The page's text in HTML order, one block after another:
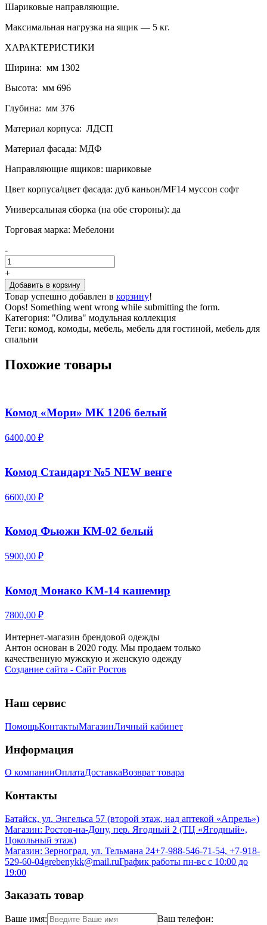
Шариковые направляющие.
Максимальная нагрузка на ящик — 5 кг.
ХАРАКТЕРИСТИКИ
Ширина: мм 1302
Высота: мм 696
Глубина: мм 376
Материал корпуса: ЛДСП
Материал фасада: МДФ
Направляющие ящиков: шариковые
Цвет корпуса/цвет фасада: дуб каньон/MF14 муссон софт
Универсальная сборка (на обе стороны): да
Торговая марка: Мебелони
-
+
Товар успешно добавлен в корзину!
Oops! Something went wrong while submitting the form.
Категория: "Олива" модульная коллекция
Теги: комод, комоды, мебель, мебель для гостиной, мебель для
спальни
Похожие товары
Комод «Мори» МК 1206 белый
6400,00 ₽
Комод Стандарт №5 NEW венге
6600,00 ₽
Комод Фьюжн КМ-02 белый
5900,00 ₽
Комод Монако КМ-14 кашемир
7800,00 ₽
Интернет-магазин брендовой одежды
Антон основан в 2020 году. Мы продаем только
качественную мужскую и женскую одежду
Создание сайта - Сайт Ростов
Наш сервис
ПомощьКонтактыМагазинЛичный кабинет
Информация
О компанииОплатаДоставкаВозврат товара
Контакты
Батайск, ул. Энгельса 57 (второй этаж, над аптекой «Апрель»)
Магазин: Ростов-на-Дону, пер. Ягодный 2 (ТЦ «Ягодный»,
Цокольный этаж)
Магазин: Зерноград, ул. Тельмана 24+7-988-546-71-54, +7-918-
529-60-04grebenykk@mail.ruГрафик работы пн-вс с 10:00 до
19:00
Заказать товар
Ваше имя: Ваш телефон: